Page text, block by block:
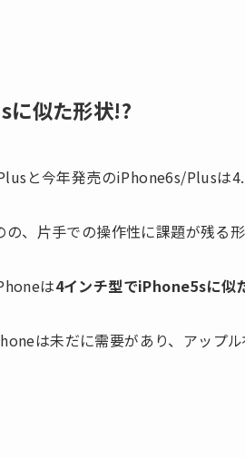
似た形状!?
と今年発売のiPhone6s/Plusは
、片手での操作性に課題が残る形
は4インチ型でiPhone5sに似
は未だに需要があり、アップ